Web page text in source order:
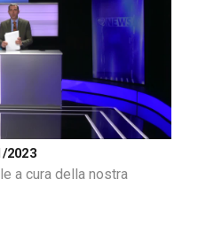
2023
a cura della nostra